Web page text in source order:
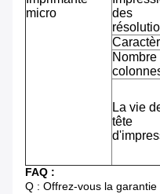
micro
des
Nombre
La vie
tête
FAQ :
Q : Offrez-vous la